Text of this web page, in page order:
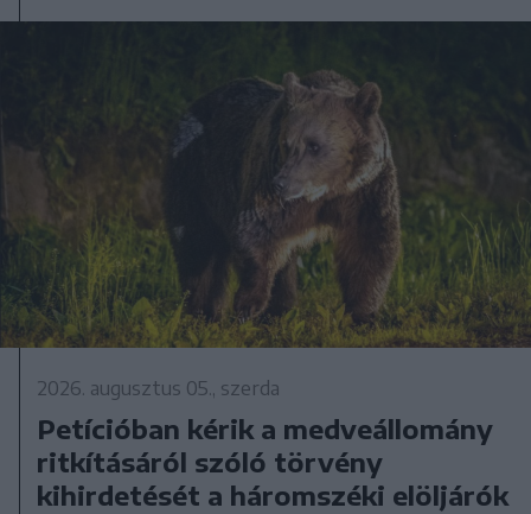
2026. augusztus 05., szerda
Petícióban kérik a medveállomány
ritkításáról szóló törvény
kihirdetését a háromszéki elöljárók